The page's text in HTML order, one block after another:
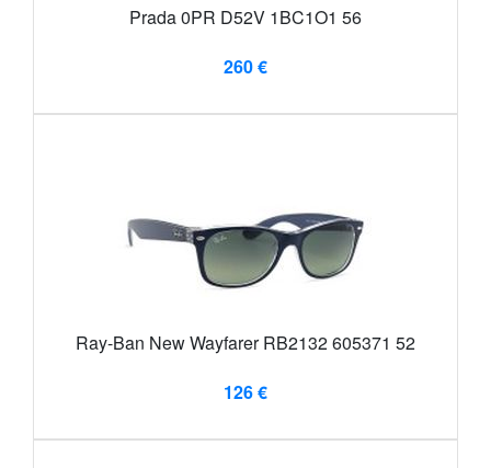
Prada 0PR D52V 1BC1O1 56
260 €
Ray-Ban New Wayfarer RB2132 605371 52
126 €